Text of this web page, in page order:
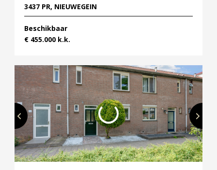
3437 PR, NIEUWEGEIN
Beschikbaar
€ 455.000 k.k.